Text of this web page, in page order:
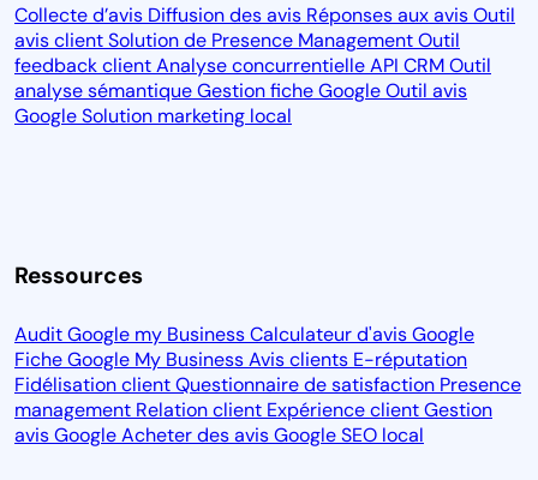
Collecte d’avis Diffusion des avis Réponses aux avisOutil
avis clientSolution de Presence ManagementOutil
feedback clientAnalyse concurrentielleAPI CRMOutil
analyse sémantiqueGestion fiche GoogleOutil avis
GoogleSolution marketing local
Ressources
Audit Google my BusinessCalculateur d'avis Google
Fiche Google My BusinessAvis clients E-réputation
Fidélisation clientQuestionnaire de satisfaction Presence
management Relation client Expérience clientGestion
avis GoogleAcheter des avis GoogleSEO local